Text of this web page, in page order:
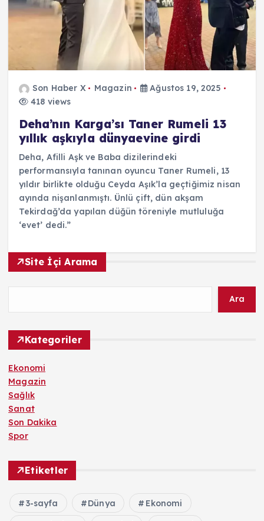
Son Haber X Magazin
Ağustos 19, 2025
418 views
Deha’nın Karga’sı Taner Rumeli 13
yıllık aşkıyla dünyaevine girdi
Deha, Afilli Aşk ve Baba dizilerindeki
performansıyla tanınan oyuncu Taner Rumeli, 13
yıldır birlikte olduğu Ceyda Aşık’la geçtiğimiz nisan
ayında nişanlanmıştı. Ünlü çift, dün akşam
Tekirdağ’da yapılan düğün töreniyle mutluluğa
‘evet’ dedi.”
Site İçi Arama
Ara
Kategoriler
Ekonomi
Magazin
Sağlık
Sanat
Son Dakika
Spor
Etiketler
3-sayfa Dünya Ekonomi